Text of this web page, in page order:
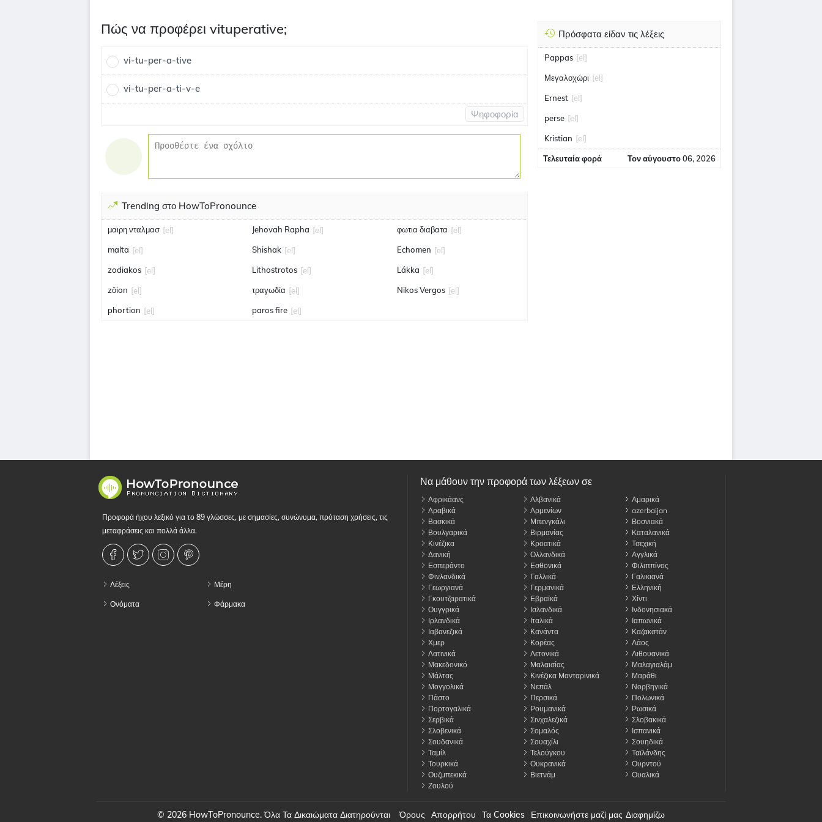
Πώς να προφέρει vituperative;
vi-tu-per-a-tive
vi-tu-per-a-ti-v-e
Ψηφοφορία
Trending στο HowToPronounce
μαιρη νταλμασ [el]
malta [el]
zodiakos [el]
zōion [el]
phortion [el]
Jehovah Rapha [el]
Shishak [el]
Lithostrotos [el]
τραγωδία [el]
paros fire [el]
φωτια διαβατα [el]
Echomen [el]
Lákka [el]
Nikos Vergos [el]
Πρόσφατα είδαν τις λέξεις
Pappas [el]
Μεγαλοχώρι [el]
Ernest [el]
perse [el]
Kristian [el]
Τελευταία φορά Τον αύγουστο 06, 2026
Προφορά ήχου λεξικό για το 89 γλώσσες, με σημασίες, συνώνυμα, πρόταση χρήσεις, τις
μεταφράσεις και πολλά άλλα.
Λέξεις
Ονόματα
Μέρη
Φάρμακα
Να μάθουν την προφορά των λέξεων σε
Αφρικάανς Αλβανικά
Αμαρικά
Αραβικά
Αρμενίων
azerbaijan
Βασκικά
Μπενγκάλι
Βοσνιακά
Βουλγαρικά
Βιρμανίας
Καταλανικά
Κινέζικα
Κροατικά
Τσεχική
Δανική
Ολλανδικά
Αγγλικά
Εσπεράντο
Εσθονικά
Φιλιππίνος
Φινλανδικά
Γαλλικά
Γαλικιανά
Γεωργιανά
Γερμανικά
Ελληνική
Γκουτζαρατικά
Εβραϊκά
Χίντι
Ουγγρικά
Ισλανδικά
Ινδονησιακά
Ιρλανδικά
Ιταλικά
Ιαπωνικά
Ιαβανεζικά
Κανάντα
Καζακστάν
Χμερ
Κορέας
Λάος
Λατινικά
Λετονικά
Λιθουανικά
Μακεδονικό
Μαλαισίας
Μαλαγιαλάμ
Μάλτας
Κινέζικα Μανταρινικά
Μαράθι
Μογγολικά
Νεπάλ
Νορβηγικά
Πάστο
Περσικά
Πολωνικά
Πορτογαλικά
Ρουμανικά
Ρωσικά
Σερβικά
Σινχαλεζικά
Σλοβακικά
Σλοβενικά
Σομαλός
Ισπανικά
Σουδανικά
Σουαχίλι
Σουηδικά
Ταμίλ
Τελούγκου
Ταϊλάνδης
Τουρκικά
Ουκρανικά
Ουρντού
Ουζμπεκικά
Βιετνάμ
Ουαλικά
Ζουλού
© 2026 HowToPronounce. Όλα Τα Δικαιώματα Διατηρούνται Όρους Απορρήτου Τα Cookies Επικοινωνήστε μαζί μας Διαφημίζω